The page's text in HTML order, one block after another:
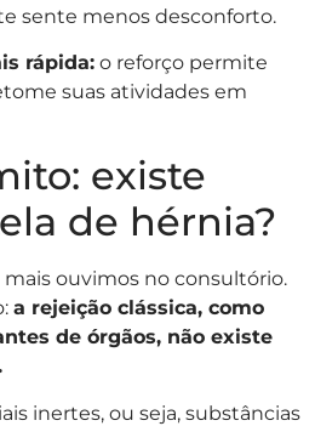
sente menos desconforto.
rápida: o reforço permite
suas atividades em
existe
de hérnia?
ouvimos no consultório.
a rejeição clássica, como
de órgãos, não existe
inertes, ou seja, substâncias